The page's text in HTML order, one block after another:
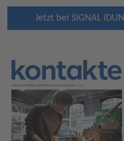
Jetzt bei SIGNAL